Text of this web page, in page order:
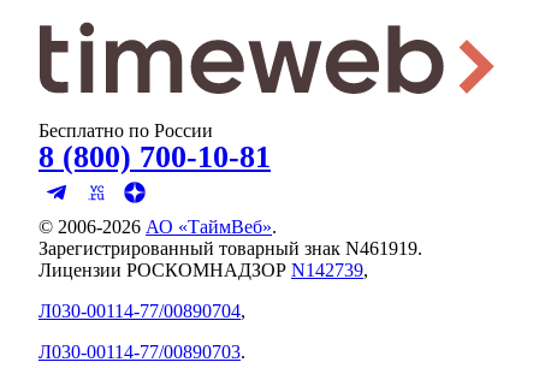
Бесплатно по России
8 (800) 700-10-81
© 2006-2026 АО «ТаймВеб».
Зарегистрированный товарный знак N461919.
Лицензии РОСКОМНАДЗОР N142739,
Л030-00114-77/00890704,
Л030-00114-77/00890703.